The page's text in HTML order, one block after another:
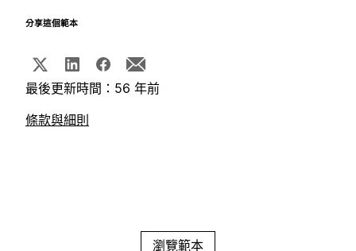
分享這個範本
最後更新時間：56 年前
條款與細則
瀏覽範本